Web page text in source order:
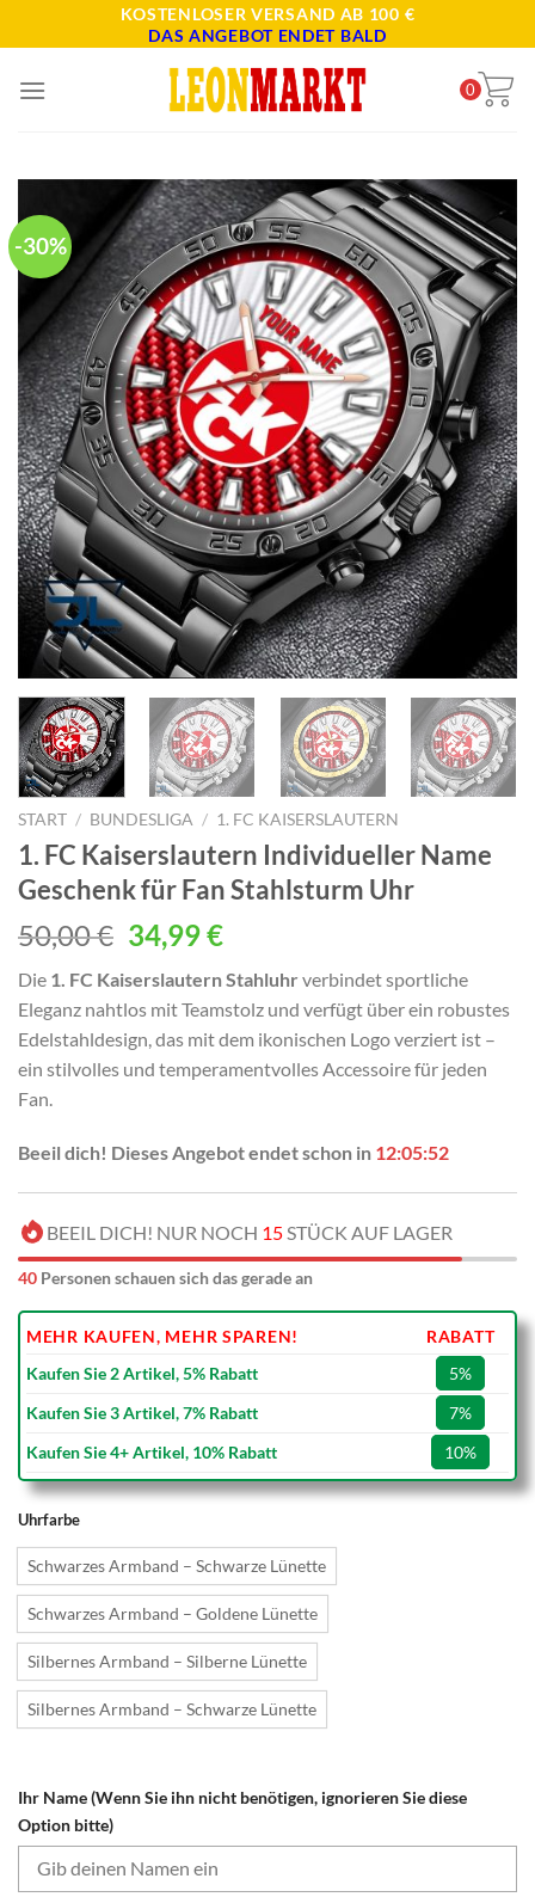
to
KOSTENLOSER VERSAND AB 100 €
DAS ANGEBOT ENDET BALD
0
-30%
START / BUNDESLIGA / 1. FC KAISERSLAUTERN
1. FC Kaiserslautern Individueller Name
Geschenk für Fan Stahlsturm Uhr
50,00€ Ursprünglicher
Preis
war:
50,00 €
34,99€Aktueller
ist:
34,99 €.
Die 1. FC Kaiserslautern Stahluhr verbindet sportliche
Eleganz nahtlos mit Teamstolz und verfügt über ein robustes
Edelstahldesign, das mit dem ikonischen Logo verziert ist –
ein stilvolles und temperamentvolles Accessoire für jeden
Fan.
Beeil dich! Dieses Angebot endet schon in 12:05:51
BEEIL DICH! NUR NOCH 15STÜCK AUF LAGER
40 Personen schauen sich das gerade an
MEHR KAUFEN, MEHR SPAREN!
RABATT
Kaufen Sie 2 Artikel, 5% Rabatt
5%
Kaufen Sie 3 Artikel, 7% Rabatt
7%
Kaufen Sie 4+ Artikel, 10% Rabatt
10%
Uhrfarbe
Schwarzes Armband – Schwarze Lünette
Schwarzes Armband – Goldene Lünette
Silbernes Armband – Silberne Lünette
Silbernes Armband – Schwarze Lünette
Ihr Name (Wenn Sie ihn nicht benötigen, ignorieren Sie diese
Option bitte)